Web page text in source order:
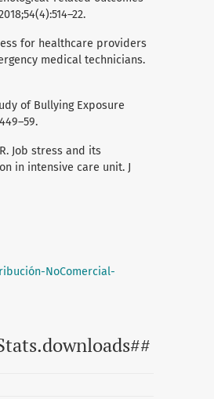
for healthcare providers
medical technicians.
of Bullying Exposure
Job stress and its
in intensive care unit. J
NoComercial-